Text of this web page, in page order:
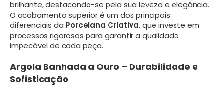
brilhante, destacando-se pela sua leveza e elegância.
O acabamento superior é um dos principais
diferenciais da Porcelana Criativa, que investe em
processos rigorosos para garantir a qualidade
impecável de cada peça.
Argola Banhada a Ouro – Durabilidade e
Sofisticação